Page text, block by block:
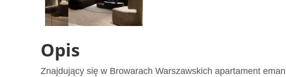
Opis
Znajdujący się w Browarach Warszawskich apartament